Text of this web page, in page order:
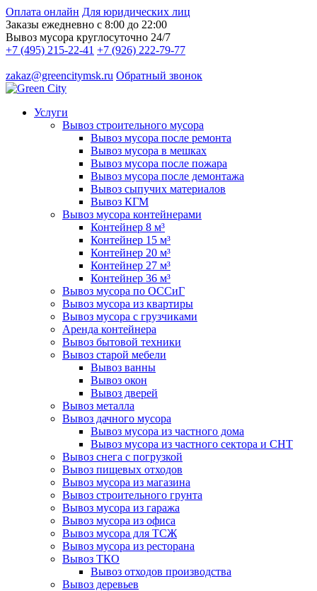
Оплата онлайн Для юридических лиц
Заказы ежедневно с 8:00 до 22:00
Вывоз мусора круглосуточно 24/7
+7 (495) 215-22-41 +7 (926) 222-79-77
zakaz@greencitymsk.ru Обратный звонок
Услуги
Вывоз строительного мусора
Вывоз мусора после ремонта
Вывоз мусора в мешках
Вывоз мусора после пожара
Вывоз мусора после демонтажа
Вывоз сыпучих материалов
Вывоз КГМ
Вывоз мусора контейнерами
Контейнер 8 м³
Контейнер 15 м³
Контейнер 20 м³
Контейнер 27 м³
Контейнер 36 м³
Вывоз мусора по ОССиГ
Вывоз мусора из квартиры
Вывоз мусора с грузчиками
Аренда контейнера
Вывоз бытовой техники
Вывоз старой мебели
Вывоз ванны
Вывоз окон
Вывоз дверей
Вывоз металла
Вывоз дачного мусора
Вывоз мусора из частного дома
Вывоз мусора из частного сектора и СНТ
Вывоз снега с погрузкой
Вывоз пищевых отходов
Вывоз мусора из магазина
Вывоз строительного грунта
Вывоз мусора из гаража
Вывоз мусора из офиса
Вывоз мусора для ТСЖ
Вывоз мусора из ресторана
Вывоз ТКО
Вывоз отходов производства
Вывоз деревьев